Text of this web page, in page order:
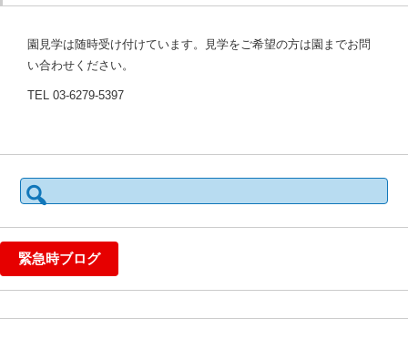
園見学は随時受け付けています。見学をご希望の方は園までお問
い合わせください。
TEL 03-6279-5397
検
索:
緊急時ブログ